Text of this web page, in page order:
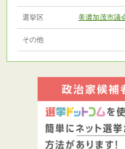
選挙区 美濃加茂市議
その他